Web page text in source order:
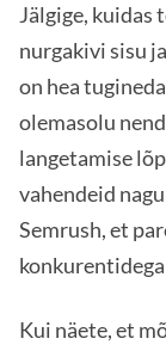
Jälgige,
nurgakivi sisu
on hea
olemasolu
langetamise
vahendeid
Semrush, et
Kui näete, et